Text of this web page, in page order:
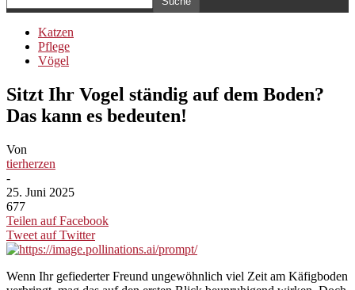
Katzen
Pflege
Vögel
Sitzt Ihr Vogel ständig auf dem Boden?
Das kann es bedeuten!
Von
tierherzen
-
25. Juni 2025
677
Teilen auf Facebook
Tweet auf Twitter
Wenn Ihr gefiederter Freund ungewöhnlich viel Zeit am Käfigboden